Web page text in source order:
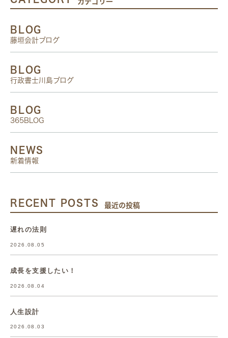
カテゴリー
BLOG
藤垣会計ブログ
BLOG
行政書士川島ブログ
BLOG
365BLOG
NEWS
新着情報
RECENT POSTS 最近の投稿
遅れの法則
2026.08.05
成長を支援したい！
2026.08.04
人生設計
2026.08.03